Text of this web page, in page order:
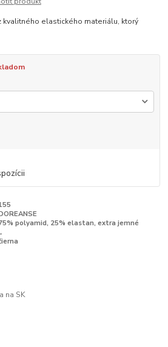
kvalitného elastického materiálu, ktorý
polyamid, 25% elastan, extra jemné
na SK